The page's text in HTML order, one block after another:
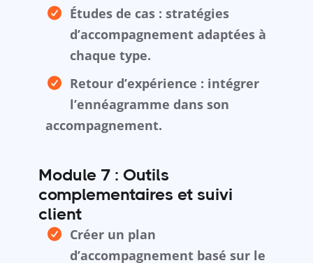
Études de cas : stratégies
d’accompagnement adaptées à
chaque type.
Retour d’expérience : intégrer
l’ennéagramme dans son
accompagnement.
Module 7 : Outils
complementaires et suivi
client
Créer un plan
d’accompagnement basé sur le